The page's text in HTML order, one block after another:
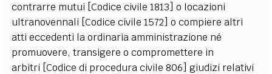
contrarre mutui [Codice civile 1813] o locazioni
ultranovennali [Codice civile 1572] o compiere altri
atti eccedenti la ordinaria amministrazione né
promuovere, transigere o compromettere in
arbitri [Codice di procedura civile 806] giudizi relativi